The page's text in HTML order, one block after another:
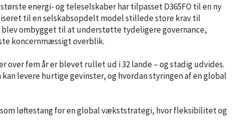
energi- og teleselskaber har tilpasset D365FO til en ny
til en selskabsopdelt model stillede store krav til
blev ombygget til at understøtte tydeligere governance,
koncernmæssigt overblik.
over fem år er blevet rullet ud i 32 lande – og stadig udvides.
levere hurtige gevinster, og hvordan styringen af en global
som løftestang for en global vækststrategi, hvor fleksibilitet og